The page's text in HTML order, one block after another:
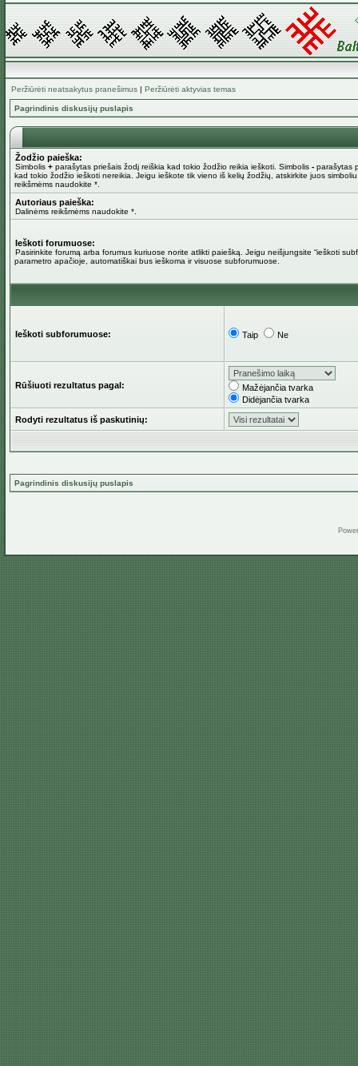
Peržiūrėti neatsakytus pranešimus | Peržiūrėti aktyvias temas
Pagrindinis diskusijų puslapis
Žodžio paieška:
Simbolis + parašytas priešais žodį reiškia kad tokio žodžio reikia ieškoti. Simbolis - parašytas
kad tokio žodžio ieškoti nereikia. Jeigu ieškote tik vieno iš kelių žodžių, atskirkite juos
reikšmėms naudokite *.
Autoriaus paieška:
Dalinėms reikšmėms naudokite *.
Ieškoti forumuose:
Pasirinkite forumą arba forumus kuriuose norite atlikti paiešką. Jeigu neišjungsite “ieškoti
parametro apačioje, automatiškai bus ieškoma ir visuose subforumuose.
Ieškoti subforumuose: Taip Ne
Rūšiuoti rezultatus pagal:
Mažėjančia tvarka
Didėjančia tvarka
Rodyti rezultatus iš paskutinių:
Pagrindinis diskusijų puslapis